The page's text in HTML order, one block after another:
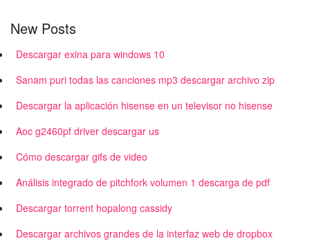
New Posts
Descargar exina para windows 10
Sanam puri todas las canciones mp3 descargar archivo zip
Descargar la aplicación hisense en un televisor no hisense
Aoc g2460pf driver descargar us
Cómo descargar gifs de video
Análisis integrado de pitchfork volumen 1 descarga de pdf
Descargar torrent hopalong cassidy
Descargar archivos grandes de la interfaz web de dropbox